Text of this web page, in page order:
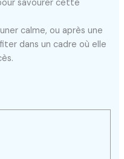
savourer cette
calme, ou après une
dans un cadre où elle